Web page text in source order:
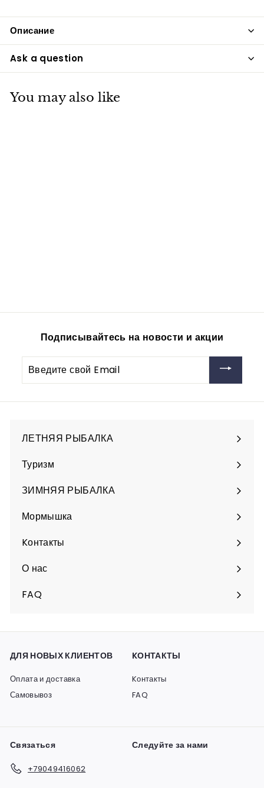
Описание
Ask a question
You may also like
5
,
0
0
р
у
Подписывайтесь на новости и акции
свой
ЛЕТНЯЯ РЫБАЛКА
Разверните
подменю
Туризм
Разверните
подменю
ЗИМНЯЯ РЫБАЛКА
Разверните
подменю
Мормышка
Разверните
подменю
Kонтакты
О нас
FAQ
ДЛЯ НОВЫХ КЛИЕНТОВ
Оплата и доставка
Самовывоз
KОНТАКТЫ
Kонтакты
FAQ
Связаться
+79049416062
Следуйте за нами